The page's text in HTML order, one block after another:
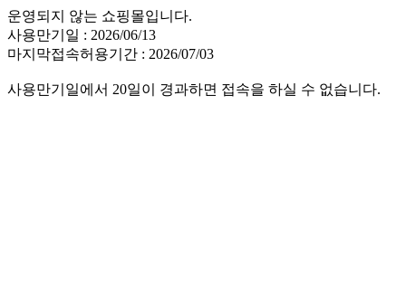
운영되지 않는 쇼핑몰입니다.
사용만기일 : 2026/06/13
마지막접속허용기간 : 2026/07/03
사용만기일에서 20일이 경과하면 접속을 하실 수 없습니다.